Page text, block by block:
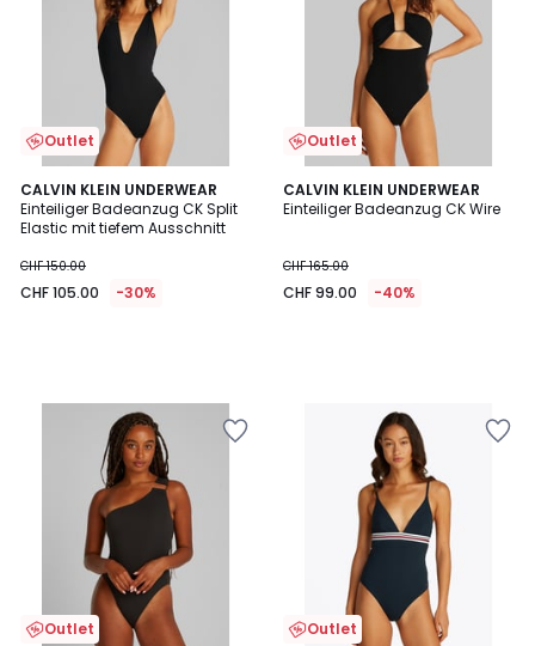
Outlet
CALVIN KLEIN UNDERWEAR
Einteiliger Badeanzug CK Split
Elastic mit tiefem Ausschnitt
CHF 150.00
CHF 105.00 -30%
Outlet
CALVIN KLEIN UNDERWEAR
Einteiliger Badeanzug CK Wire
CHF 165.00
CHF 99.00 -40%
Outlet Outlet